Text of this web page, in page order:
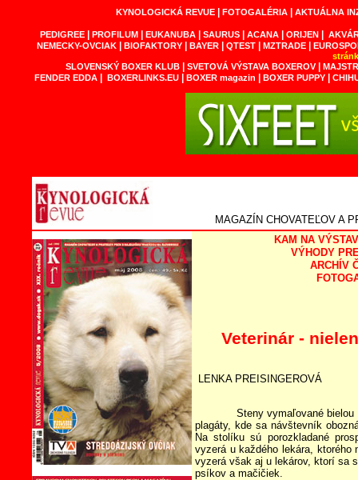
KYNOLOGICKÁ REVUE| FOTOGALÉRIA|
AKTUÁLNA
PEDIGREE| PROFILUM| EUKANUBA| SAURUS| ACANA| ORIJEN|
NEMECKY-OVCIAK| BIOFAKTORY BAYER QTEST MZTRADE
SLOVENSKÝ BOXER KLUB
SVETOVÁ VÝSTAVA BOXEROV
FENDER EDDA
BOXERLINKS.EU| BOXER magazin BOXER PUPPY|
MAGAZÍN CHOVATEĽOV A
KAM NA
VÝHODY
ARCHÍV
Veterinár -
LENKA PREISINGEROVÁ
Steny vymaľované bielou
plagáty, kde sa návštevník
Na stolíku sú porozkladané
vyzerá u každého lekára,
vyzerá však aj u lekárov, ktorí sa
psíkov a mačičiek.